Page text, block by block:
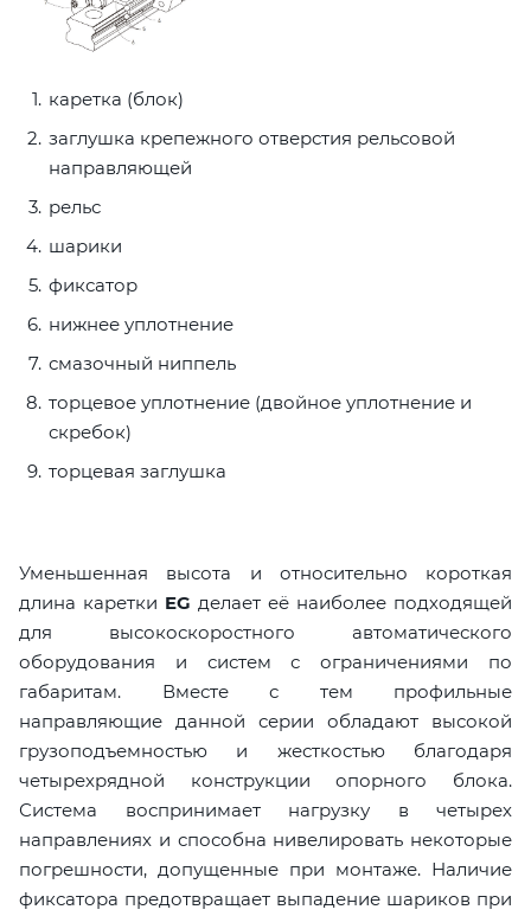
каретка (блок)
заглушка крепежного отверстия рельсовой
направляющей
рельс
шарики
фиксатор
нижнее уплотнение
смазочный ниппель
торцевое уплотнение (двойное уплотнение и
скребок)
торцевая заглушка
Уменьшенная высота и относительно короткая
длина каретки EG делает её наиболее подходящей
для высокоскоростного автоматического
оборудования и систем с ограничениями по
габаритам. Вместе с тем профильные
направляющие данной серии обладают высокой
грузоподъемностью и жесткостью благодаря
четырехрядной конструкции опорного блока.
Система воспринимает нагрузку в четырех
направлениях и способна нивелировать некоторые
погрешности, допущенные при монтаже. Наличие
фиксатора предотвращает выпадение шариков при